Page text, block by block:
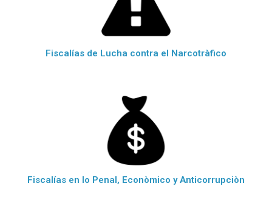
Fiscalías de Lucha contra el Narcotràfico
Fiscalías en lo Penal, Econòmico y Anticorrupciòn